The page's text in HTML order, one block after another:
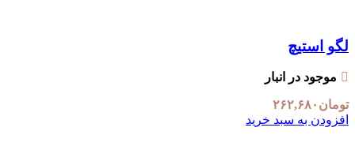
لگو استیچ
موجود در انبار
تومان۲۶۲,۶۸۰
افزودن به سبد خرید